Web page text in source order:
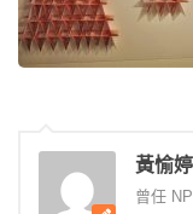
黃愉婷
曾任